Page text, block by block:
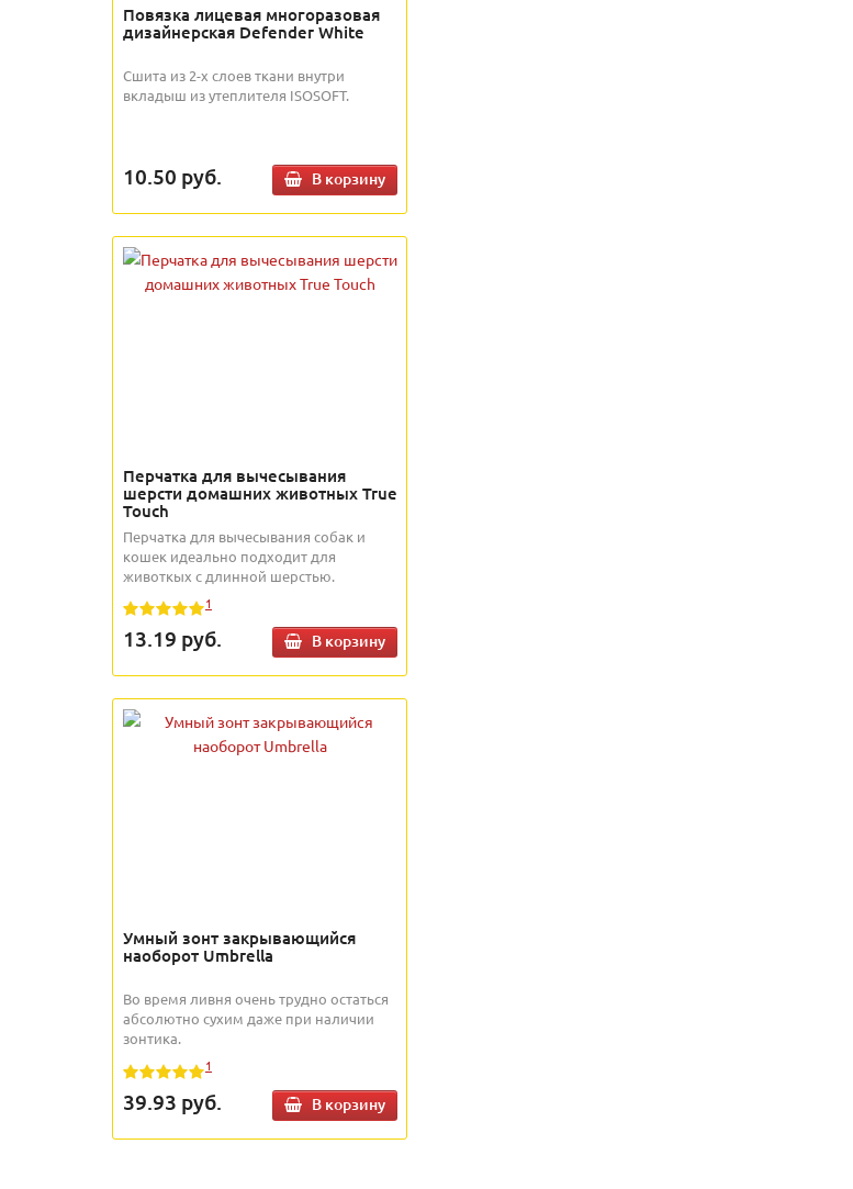
Повязка лицевая многоразовая
дизайнерская Defender White
Сшита из 2-х слоев ткани внутри
вкладыш из утеплителя ISOSOFT.
10.50 руб. В корзину
Перчатка для вычесывания
шерсти домашних животных True
Touch
Перчатка для вычесывания собак и
кошек идеально подходит для
животкых с длинной шерстью.
1
13.19 руб. В корзину
Умный зонт закрывающийся
наоборот Umbrella
Во время ливня очень трудно остаться
абсолютно сухим даже при наличии
зонтика.
1
39.93 руб. В корзину